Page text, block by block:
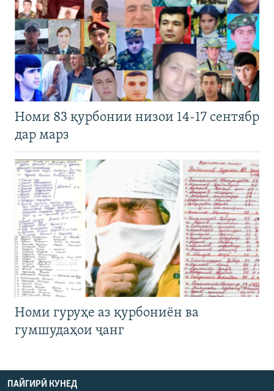
Номи 83 қурбонии низои 14-17 сентябр
дар марз
Номи гуруҳе аз қурбониён ва
гумшудаҳои ҷанг
ПАЙГИРӢ КУНЕД